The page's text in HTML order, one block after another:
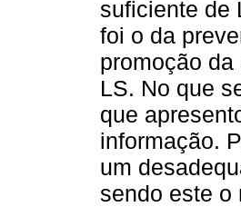
suficiente de
foi o da
promoção
LS. No que
que
informação.
um
sendo este o